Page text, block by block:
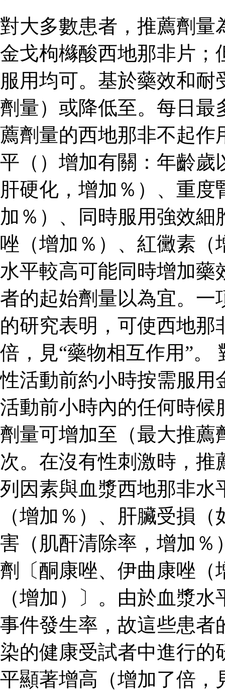
對大多數患者，推薦劑量
金戈枸櫞酸西地那非片；
服用均可。基於藥效和
劑量）或降低至。每日最
薦劑量的西地那非不起作
平（）增加有關：年齡歲
肝硬化，增加％）、重
加％）、同時服用強效
唑（增加％）、紅黴素（
水平較高可能同時增加藥
者的起始劑量以為宜。一
的研究表明，可使西地
倍，見“藥物相互作用”。
性活動前約小時按需服用
活動前小時內的任何時候
劑量可增加至（最大推薦
次。在沒有性刺激時，
列因素與血漿西地那非水
（增加％）、肝臟受損
害（肌酐清除率，增加％
劑〔酮康唑、伊曲康唑（
（增加）〕。由於血漿
事件發生率，故這些患者
染的健康受試者中進行的
平顯著增高（增加了倍，